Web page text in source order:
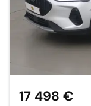
17 498 €